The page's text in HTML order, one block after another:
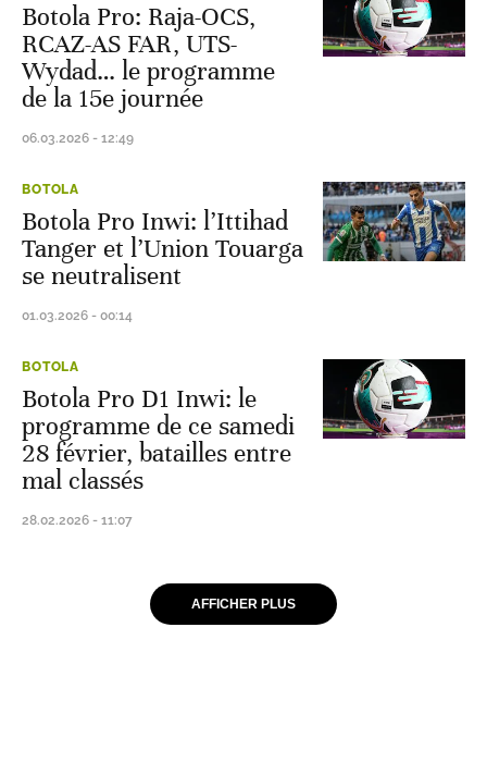
Botola Pro: Raja-OCS,
RCAZ-AS FAR, UTS-
Wydad… le programme
de la 15e journée
06.03.2026 - 12:49
BOTOLA
Botola Pro Inwi: l’Ittihad
Tanger et l’Union Touarga
se neutralisent
01.03.2026 - 00:14
BOTOLA
Botola Pro D1 Inwi: le
programme de ce samedi
28 février, batailles entre
mal classés
28.02.2026 - 11:07
AFFICHER PLUS